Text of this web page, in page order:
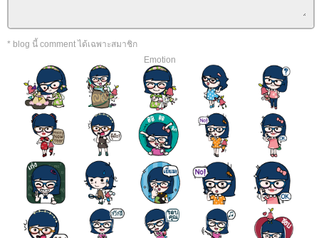
* blog นี้ comment ได้เฉพาะสมาชิก
Emotion